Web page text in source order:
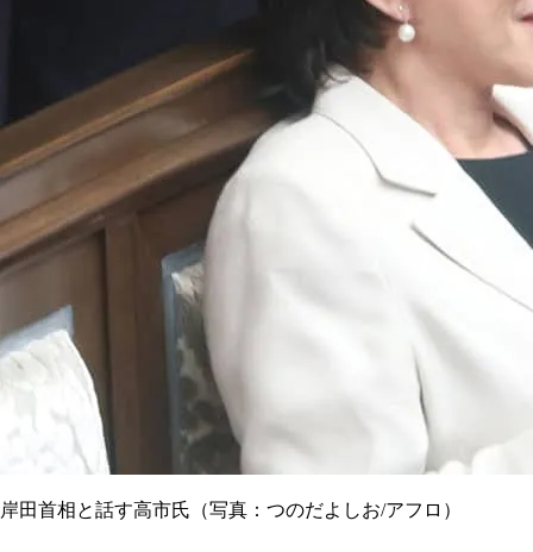
岸田首相と話す高市氏（写真：つのだよしお/アフロ）